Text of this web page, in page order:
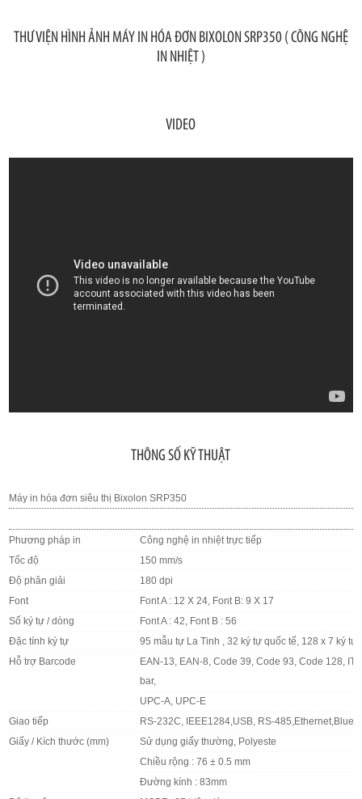
THƯ VIỆN HÌNH ẢNH MÁY IN HÓA ĐƠN BIXOLON SRP350 ( CÔNG NGHỆ
IN NHIỆT )
VIDEO
THÔNG SỐ KỸ THUẬT
Máy in hóa đơn siêu thị Bixolon SRP350
Phương pháp in
Công nghệ in nhiệt trực tiếp
Tốc độ
150 mm/s
Độ phân giải
180 dpi
Font
Font A : 12 X 24, Font B: 9 X 17
Số ký tự / dòng
Font A : 42, Font B : 56
Đặc tính ký tự
95 mẫu tự La Tinh , 32 ký tự quốc tế, 128 x 7 ký
Hỗ trợ Barcode
EAN-13, EAN-8, Code 39, Code 93, Code 128,
bar,
UPC-A, UPC-E
Giao tiếp
RS-232C, IEEE1284,USB, RS-
Giấy / Kích thước (mm)
Sử dụng giấy thường, Polyeste
Chiều rộng : 76 ± 0.5 mm
Đường kính : 83mm